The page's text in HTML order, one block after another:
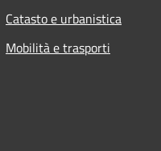
Catasto e urbanistica
Mobilità e trasporti